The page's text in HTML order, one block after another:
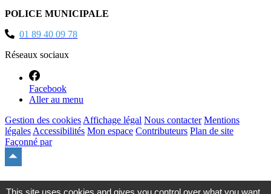
POLICE MUNICIPALE
01 89 40 09 78
Réseaux sociaux
Facebook
Aller au menu
Gestion des cookies Affichage légal Nous contacter Mentions
légales Accessibilités Mon espace Contributeurs Plan de site
Façonné par
This site uses cookies and gives you control over what you want